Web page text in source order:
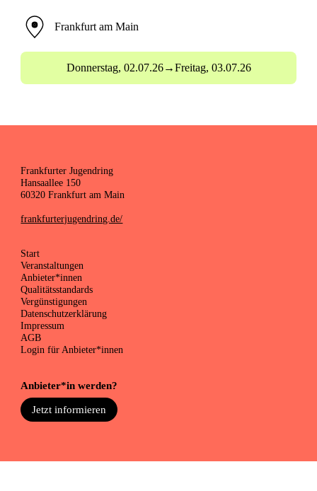
Frankfurt am Main
Donnerstag, 02.07.26→Freitag, 03.07.26
Frankfurter Jugendring
Hansaallee 150
60320 Frankfurt am Main
frankfurterjugendring.de/
Start
Veranstaltungen
Anbieter*innen
Qualitätsstandards
Vergünstigungen
Datenschutzerklärung
Impressum
AGB
Login für Anbieter*innen
Anbieter*in werden?
Jetzt informieren